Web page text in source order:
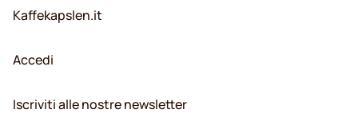
Kaffekapslen.it
Accedi
Iscriviti alle nostre newsletter